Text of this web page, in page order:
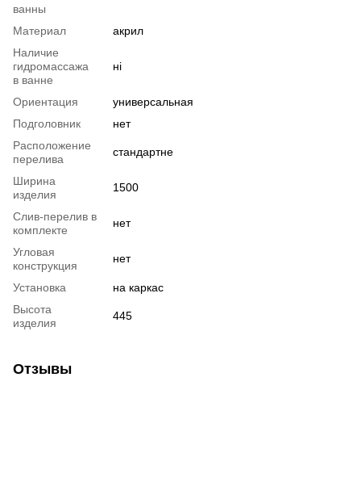
ванны
Материал
акрил
Наличие
гидромассажа
в ванне
ні
Ориентация
универсальная
Подголовник
нет
Расположение
перелива
стандартне
Ширина
изделия
1500
Слив-перелив в
комплекте
нет
Угловая
конструкция
нет
Установка
на каркас
Высота
изделия
445
Отзывы